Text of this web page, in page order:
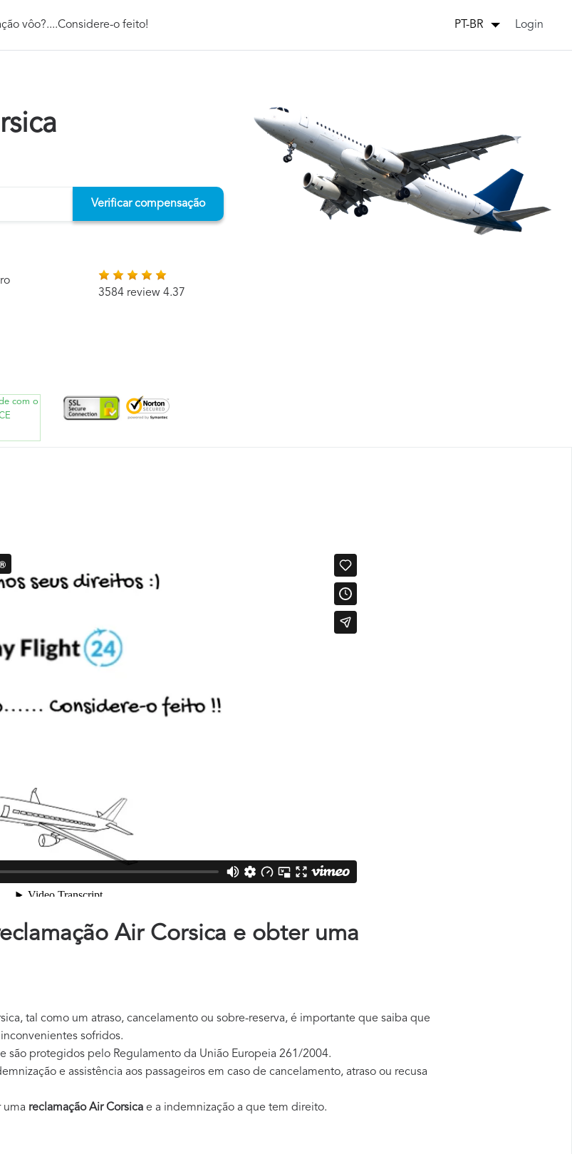
vôo?....Considere-o feito! PT-BR Login
Verificar compensação
3584 review 4.37
com o
Air Corsica e obter uma
tal como um atraso, cancelamento ou sobre-reserva, é importante que saiba que
sofridos.
são protegidos pelo Regulamento da União Europeia 261/2004.
e assistência aos passageiros em caso de cancelamento, atraso ou recusa
uma reclamação Air Corsica e a indemnização a que tem direito.